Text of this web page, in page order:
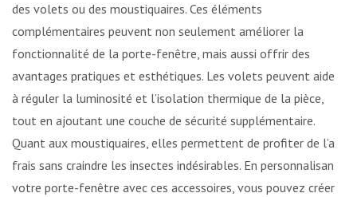
des volets ou des moustiquaires. Ces éléments
complémentaires peuvent non seulement améliorer la
fonctionnalité de la porte-fenêtre, mais aussi offrir des
avantages pratiques et esthétiques. Les volets peuvent aider
à réguler la luminosité et l’isolation thermique de la pièce,
tout en ajoutant une couche de sécurité supplémentaire.
Quant aux moustiquaires, elles permettent de profiter de l’air
frais sans craindre les insectes indésirables. En personnalisant
votre porte-fenêtre avec ces accessoires, vous pouvez créer